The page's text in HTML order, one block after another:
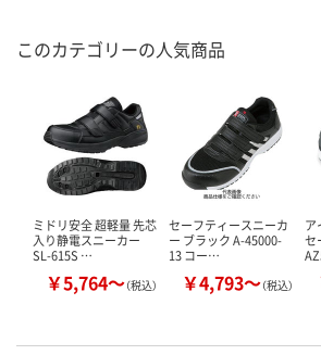
このカテゴリーの人気商品
ミドリ安全 超軽量 先芯
入り静電スニーカー
SL-615S …
￥5,764～（税込）
セーフティースニーカ
ー ブラック A-45000-
13 コー…
￥4,793～（税込）
ア
セ